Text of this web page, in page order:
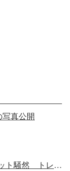
写真公開
菊池風磨、ジャニーズ初の全裸公開にネット騒然 トレンド入りの反響も